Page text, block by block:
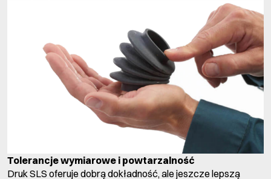
Tolerancje wymiarowe i powtarzalność
Druk SLS oferuje dobrą dokładność, ale jeszcze lepszą